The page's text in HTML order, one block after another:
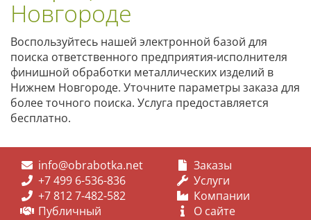
Новгороде
Воспользуйтесь нашей электронной базой для
поиска ответственного предприятия-исполнителя
финишной обработки металлических изделий в
Нижнем Новгороде. Уточните параметры заказа для
более точного поиска. Услуга предоставляется
бесплатно.
info@obrabotka.net
+7 499 6-536-836
+7 812 7-482-582
Публичный
Заказы
Услуги
Компании
О сайте